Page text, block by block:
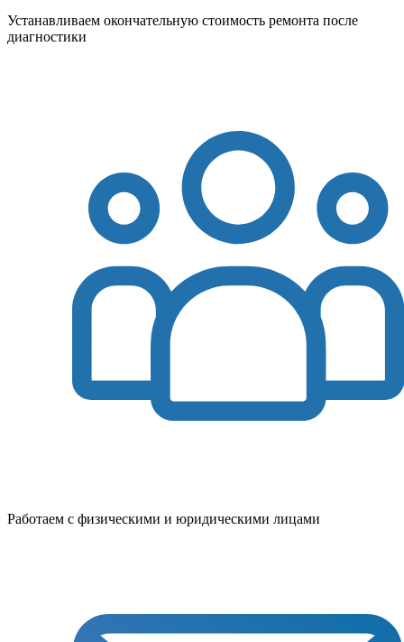
Устанавливаем окончательную стоимость ремонта после
диагностики
Работаем с физическими и юридическими лицами